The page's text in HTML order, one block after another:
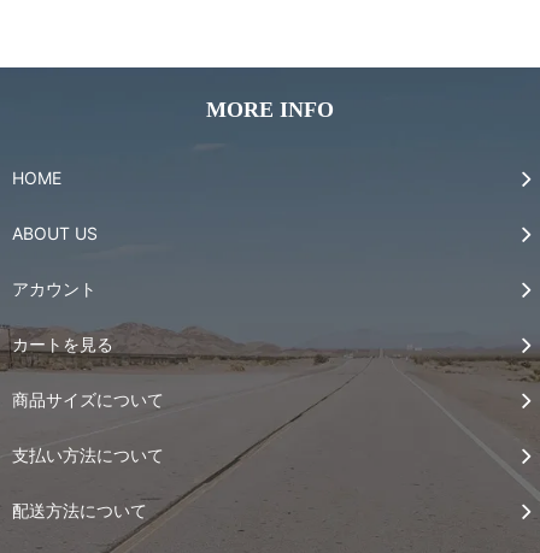
MORE INFO
HOME
ABOUT US
アカウント
カートを見る
商品サイズについて
支払い方法について
配送方法について